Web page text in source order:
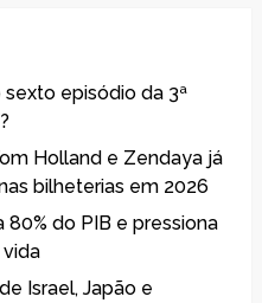
sexto episódio da 3ª
Holland e Zendaya já
bilheterias em 2026
80% do PIB e pressiona
Israel, Japão e